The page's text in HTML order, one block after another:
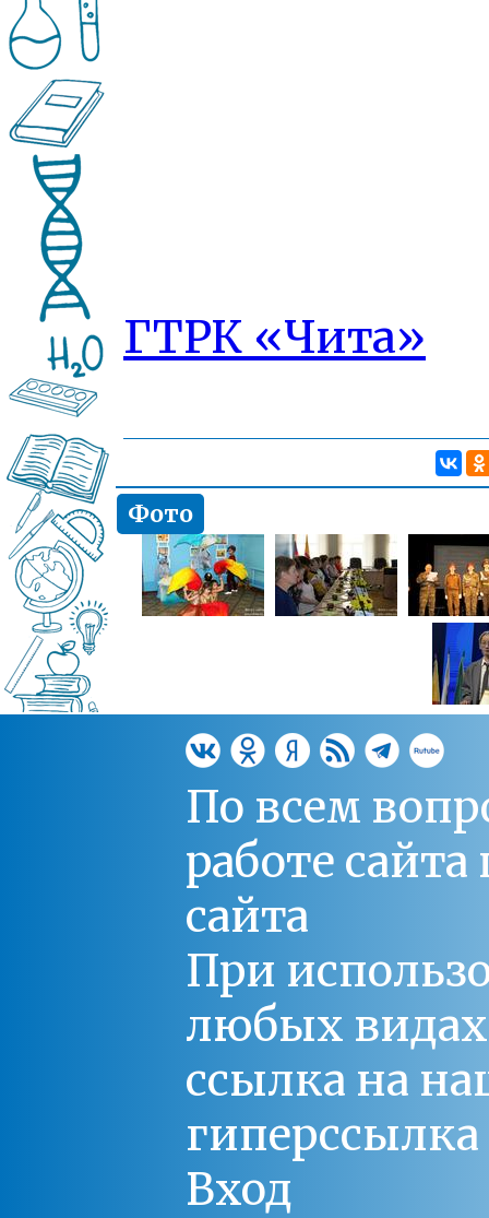
ГТРК «Чита»
Фото
По всем
работе
сайта
При
любых
ссылка на
Вход